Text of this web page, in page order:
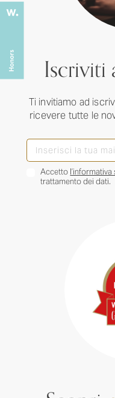
Iscriviti
Ti invitiamo ad
ricevere tutte le
Accetto
trattamento dei dati.